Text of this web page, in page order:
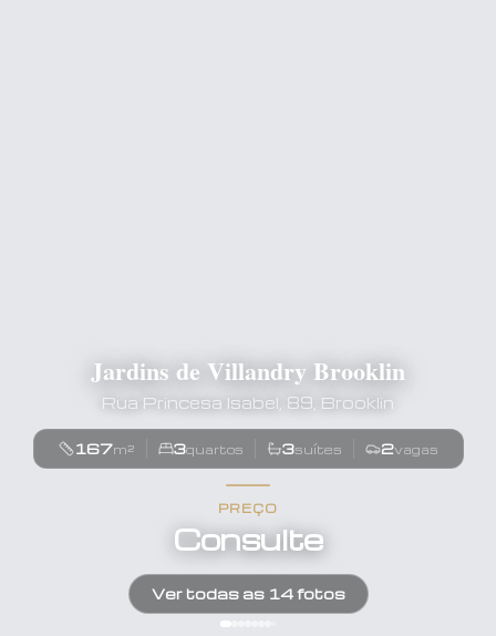
Jardins de Villandry Brooklin
Rua Princesa Isabel, 89, Brooklin
167m² 3quartos 3suítes 2vagas
PREÇO
Consulte
Ver todas as 14fotos